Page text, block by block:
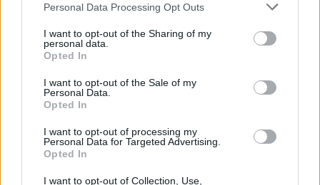
Personal Data Processing Opt Outs
I want to opt-out of the Sharing of my
personal data.
Opted In
I want to opt-out of the Sale of my
Personal Data.
Opted In
I want to opt-out of processing my
Personal Data for Targeted Advertising.
Opted In
I want to opt-out of Collection, Use,
¿Cuántos días he vivido?
¿Quién cumple años hoy?
Calculadora de Calorías
Calculadora de índice de masa corporal
Todas las calculadoras
Únete al canal de WhatsApp
Entra en nuestro canal de Telegram